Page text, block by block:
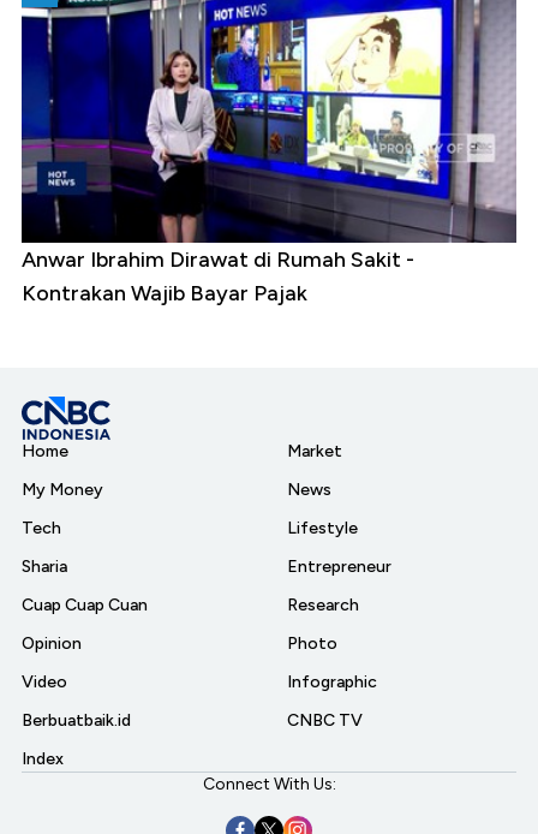
Anwar Ibrahim Dirawat di Rumah Sakit -
Kontrakan Wajib Bayar Pajak
Home
My Money
Tech
Sharia
Cuap Cuap Cuan
Opinion
Video
Berbuatbaik.id
Index
Market
News
Lifestyle
Entrepreneur
Research
Photo
Infographic
CNBC TV
Connect With Us: